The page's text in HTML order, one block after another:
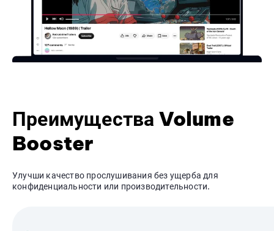
Преимущества Volume
Booster
Улучши качество прослушивания без ущерба для
конфиденциальности или производительности.